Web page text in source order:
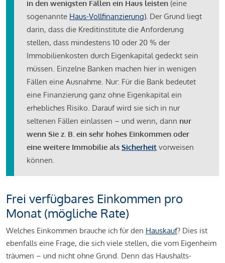
in den wenigsten Fällen ein Haus leisten (eine
sogenannte Haus-Vollfinanzierung). Der Grund liegt
darin, dass die Kreditinstitute die Anforderung
stellen, dass mindestens 10 oder 20 % der
Immobilienkosten durch Eigenkapital gedeckt sein
müssen. Einzelne Banken machen hier in wenigen
Fällen eine Ausnahme. Nur: Für die Bank bedeutet
eine Finanzierung ganz ohne Eigenkapital ein
erhebliches Risiko. Darauf wird sie sich in nur
seltenen Fällen einlassen – und wenn, dann nur
wenn Sie z. B. ein sehr hohes Einkommen oder
eine weitere Immobilie als Sicherheit vorweisen
können.
Frei verfügbares Einkommen pro
Monat (mögliche Rate)
Welches Einkommen brauche ich für den Hauskauf? Dies ist
ebenfalls eine Frage, die sich viele stellen, die vom Eigenheim
träumen – und nicht ohne Grund. Denn das Haushalts-